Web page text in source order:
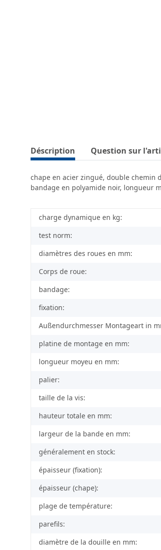
Déscription Question sur
chape en acier zingué, double chemin
bandage en polyamide noir, longueur
charge dynamique en kg:
test norm:
diamètres des roues en mm:
Corps de roue:
bandage:
fixation:
Außendurchmesser Montageart in
platine de montage en mm:
longueur moyeu en mm:
palier:
taille de la vis:
hauteur totale en mm:
largeur de la bande en mm:
généralement en stock:
épaisseur (fixation):
épaisseur (chape):
plage de température:
parefils:
diamètre de la douille en mm: